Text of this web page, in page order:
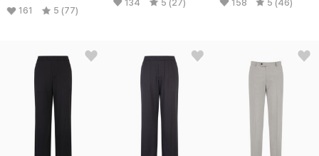
161 5 (77)
134 5 (27) 158 5 (46)